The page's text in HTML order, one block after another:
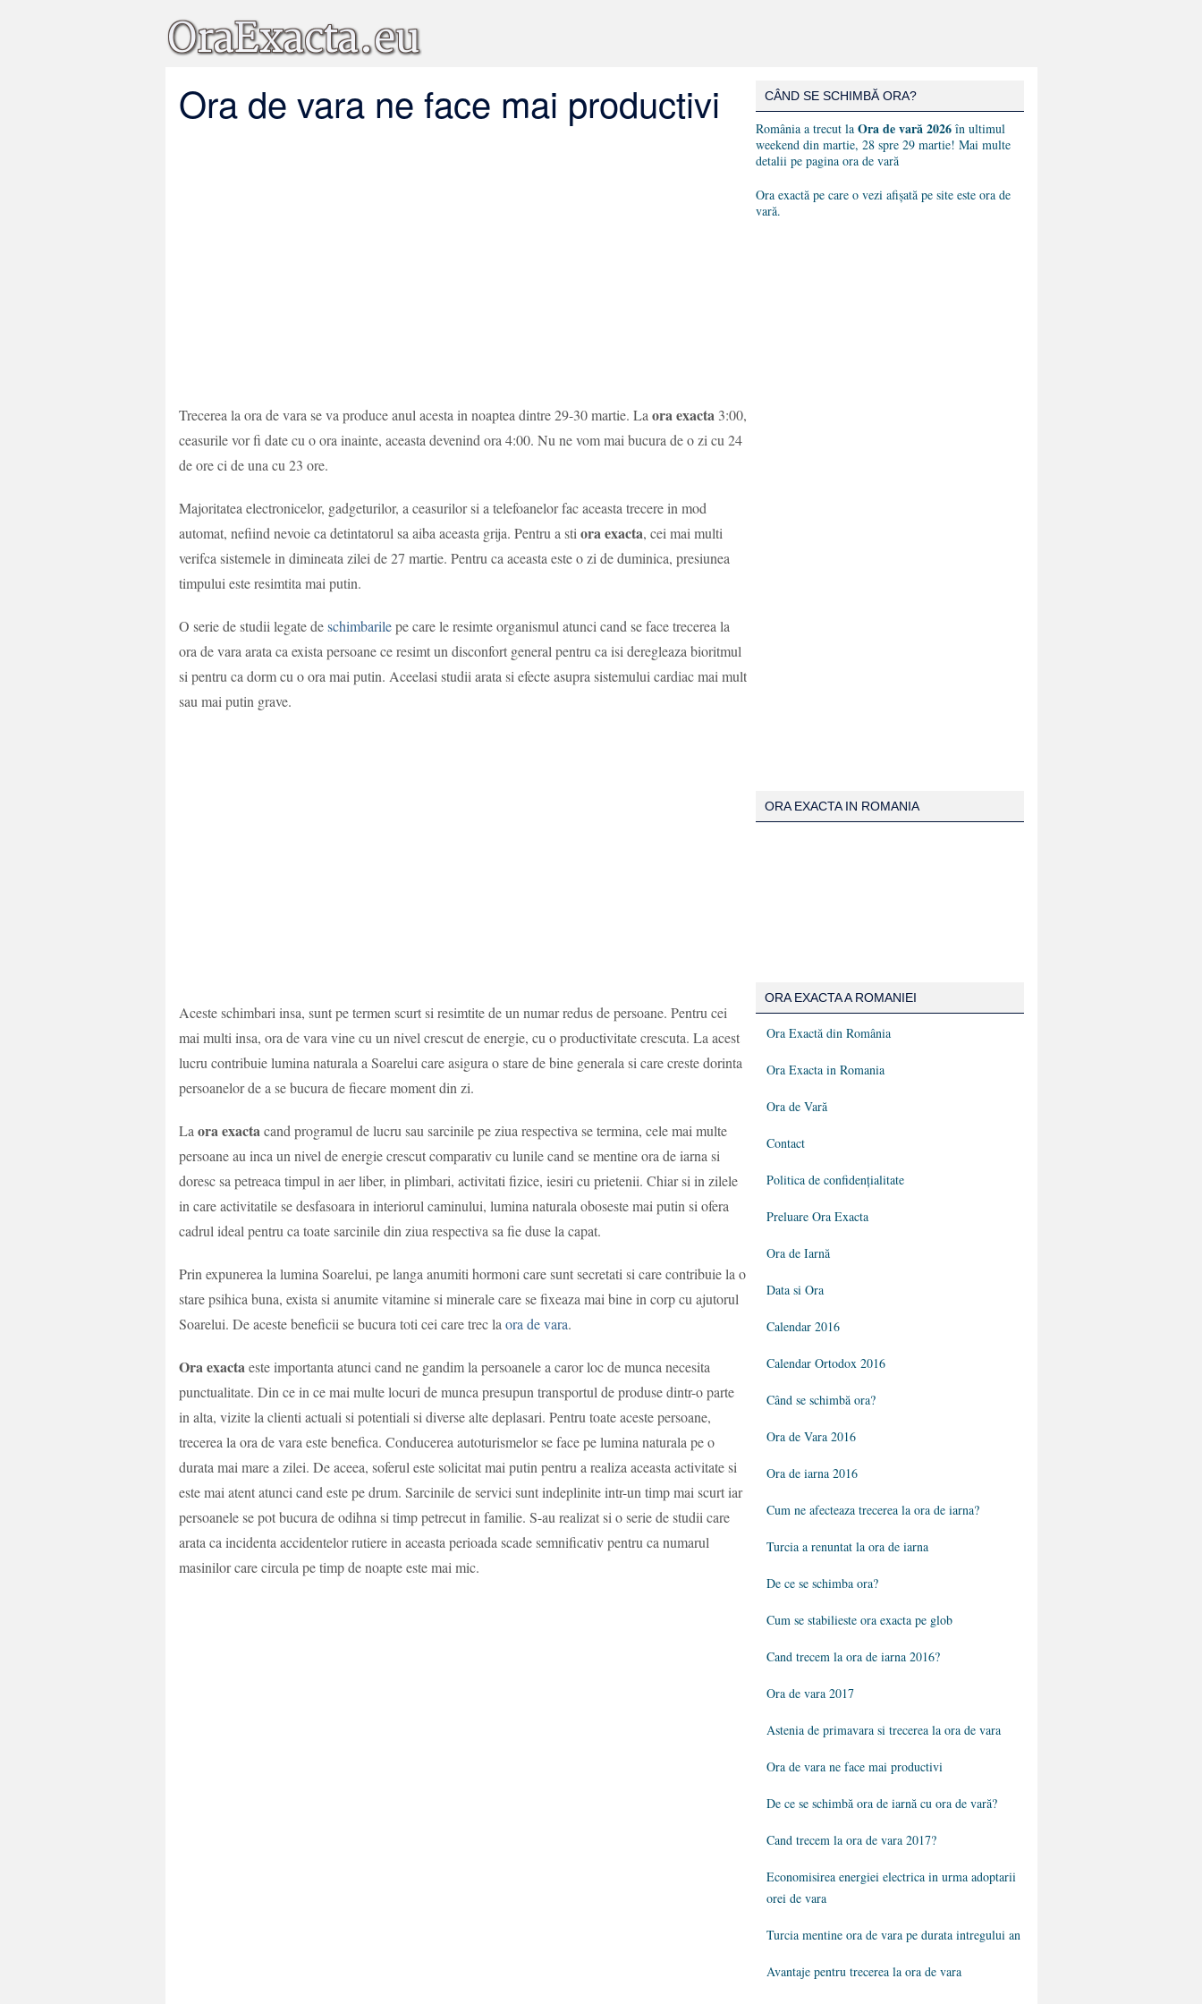
Ora de vara ne face mai productivi
Trecerea la ora de vara se va produce anul acesta in noaptea dintre 29-30 martie. La ora exacta 3:00,
ceasurile vor fi date cu o ora inainte, aceasta devenind ora 4:00. Nu ne vom mai bucura de o zi cu 24
de ore ci de una cu 23 ore.
Majoritatea electronicelor, gadgeturilor, a ceasurilor si a telefoanelor fac aceasta trecere in mod
automat, nefiind nevoie ca detintatorul sa aiba aceasta grija. Pentru a sti ora exacta, cei mai multi
verifca sistemele in dimineata zilei de 27 martie. Pentru ca aceasta este o zi de duminica, presiunea
timpului este resimtita mai putin.
O serie de studii legate deschimbarilepe care le resimte organismul atunci cand se face trecerea la
ora de vara arata ca exista persoane ce resimt un disconfort general pentru ca isi deregleaza bioritmul
si pentru ca dorm cu o ora mai putin. Aceelasi studii arata si efecte asupra sistemului cardiac mai mult
sau mai putin grave.
Aceste schimbari insa, sunt pe termen scurt si resimtite de un numar redus de persoane. Pentru cei
mai multi insa, ora de vara vine cu un nivel crescut de energie, cu o productivitate crescuta. La acest
lucru contribuie lumina naturala a Soarelui care asigura o stare de bine generala si care creste dorinta
persoanelor de a se bucura de fiecare moment din zi.
La ora exacta cand programul de lucru sau sarcinile pe ziua respectiva se termina, cele mai multe
persoane au inca un nivel de energie crescut comparativ cu lunile cand se mentine ora de iarna si
doresc sa petreaca timpul in aer liber, in plimbari, activitati fizice, iesiri cu prietenii. Chiar si in zilele
in care activitatile se desfasoara in interiorul caminului, lumina naturala oboseste mai putin si ofera
cadrul ideal pentru ca toate sarcinile din ziua respectiva sa fie duse la capat.
Prin expunerea la lumina Soarelui, pe langa anumiti hormoni care sunt secretati si care contribuie la o
stare psihica buna, exista si anumite vitamine si minerale care se fixeaza mai bine in corp cu ajutorul
Soarelui. De aceste beneficii se bucura toti cei care trec la ora de vara.
Ora exacta este importanta atunci cand ne gandim la persoanele a caror loc de munca necesita
punctualitate. Din ce in ce mai multe locuri de munca presupun transportul de produse dintr-o parte
in alta, vizite la clienti actuali si potentiali si diverse alte deplasari. Pentru toate aceste persoane,
trecerea la ora de vara este benefica. Conducerea autoturismelor se face pe lumina naturala pe o
durata mai mare a zilei. De aceea, soferul este solicitat mai putin pentru a realiza aceasta activitate si
este mai atent atunci cand este pe drum. Sarcinile de servici sunt indeplinite intr-un timp mai scurt iar
persoanele se pot bucura de odihna si timp petrecut in familie. S-au realizat si o serie de studii care
arata ca incidenta accidentelor rutiere in aceasta perioada scade semnificativ pentru ca numarul
masinilor care circula pe timp de noapte este mai mic.
CÂND SE SCHIMBĂ ORA?
România a trecut la Ora de vară 2026în ultimul
weekend din martie, 28 spre 29 martie! Mai multe
detalii pe pagina ora de vară
Ora exactă pe care o vezi afișată pe site este ora de
vară.
ORA EXACTA IN ROMANIA
ORA EXACTA A ROMANIEI
Ora Exactă din România
Ora Exacta in Romania
Ora de Vară
Contact
Politica de confidențialitate
Preluare Ora Exacta
Ora de Iarnă
Data si Ora
Calendar 2016
Calendar Ortodox 2016
Când se schimbă ora?
Ora de Vara 2016
Ora de iarna 2016
Cum ne afecteaza trecerea la ora de iarna?
Turcia a renuntat la ora de iarna
De ce se schimba ora?
Cum se stabilieste ora exacta pe glob
Cand trecem la ora de iarna 2016?
Ora de vara 2017
Astenia de primavara si trecerea la ora de vara
Ora de vara ne face mai productivi
De ce se schimbă ora de iarnă cu ora de vară?
Cand trecem la ora de vara 2017?
Economisirea energiei electrica in urma adoptarii
orei de vara
Turcia mentine ora de vara pe durata intregului an
Avantaje pentru trecerea la ora de vara